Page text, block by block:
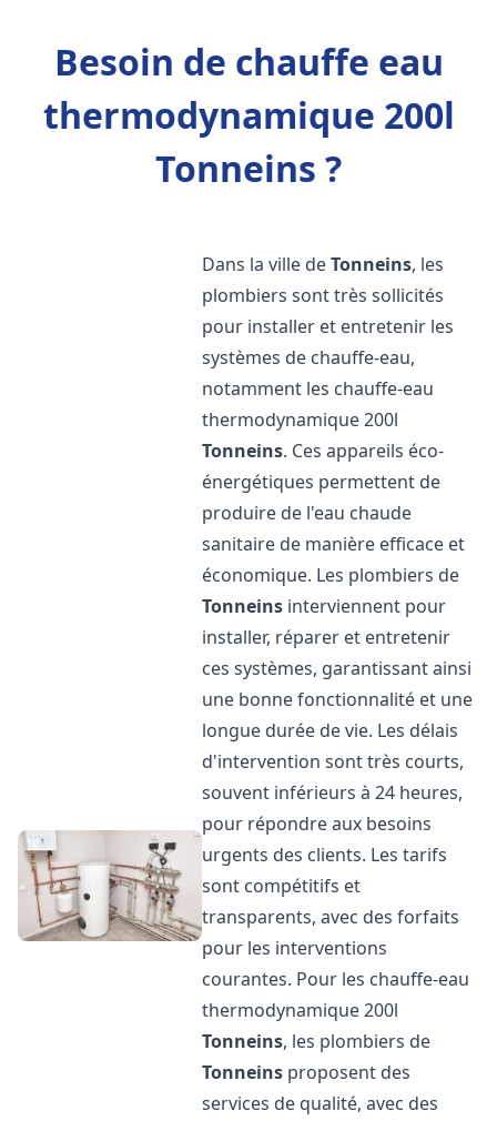
Besoin de chauffe eau
thermodynamique 200l
Tonneins ?
Dans la ville deTonneins, les
plombiers sont très sollicités
pour installer et entretenir les
systèmes de chauffe-eau,
notamment les chauffe-eau
thermodynamique 200l
Tonneins. Ces appareils éco-
énergétiques permettent de
produire de l'eau chaude
sanitaire de manière efficace et
économique. Les plombiers de
Tonneins interviennent pour
installer, réparer et entretenir
ces systèmes, garantissant ainsi
une bonne fonctionnalité et une
longue durée de vie. Les délais
d'intervention sont très courts,
souvent inférieurs à 24 heures,
pour répondre aux besoins
urgents des clients. Les tarifs
sont compétitifs et
transparents, avec des forfaits
pour les interventions
courantes. Pour les chauffe-eau
thermodynamique 200l
Tonneins, les plombiers de
Tonneins proposent des
services de qualité, avec des